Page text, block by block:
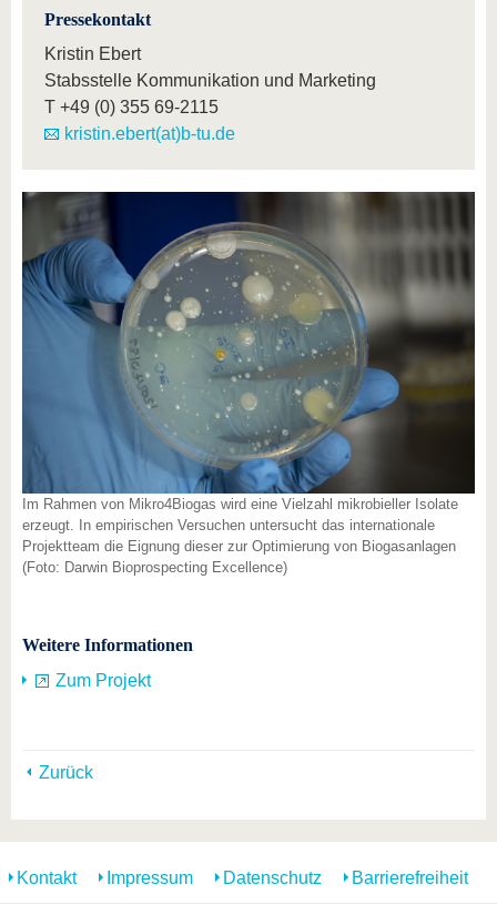
Pressekontakt
Kristin Ebert
Stabsstelle Kommunikation und Marketing
T +49 (0) 355 69-2115
kristin.ebert(at)b-tu.de
Im Rahmen von Mikro4Biogas wird eine Vielzahl mikrobieller Isolate
erzeugt. In empirischen Versuchen untersucht das internationale
Projektteam die Eignung dieser zur Optimierung von Biogasanlagen
(Foto: Darwin Bioprospecting Excellence)
Weitere Informationen
Zum Projekt
Zurück
Kontakt Impressum Datenschutz Barrierefreiheit